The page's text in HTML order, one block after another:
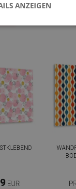
EUR
ANZEIGEN